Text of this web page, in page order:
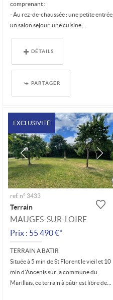
comprenant :
- Au rez-de-chaussée : une petite entrée,
un salon séjour, une cuisine,...
DÉTAILS
PARTAGER
EXCLUSIVITÉ
ref. n° 3433
Terrain
MAUGES-SUR-LOIRE
Prix : 55 490 €*
TERRAIN A BATIR
Située à 5 min de St Florent le vieil et 10
min d'Ancenis sur la commune du
Marillais, ce terrain à bâtir est libre de...